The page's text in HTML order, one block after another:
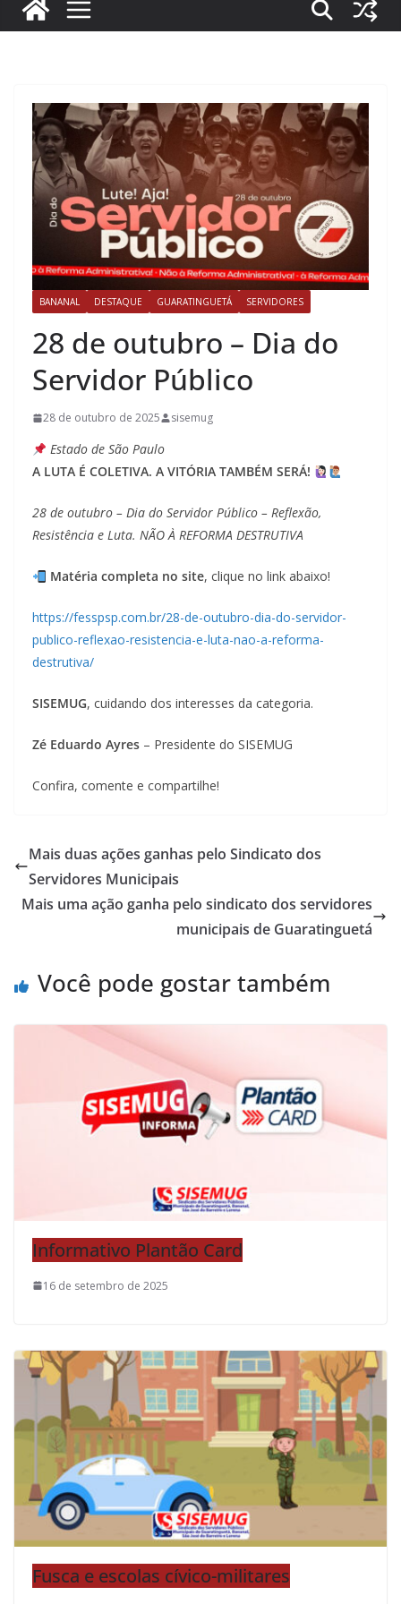
BANANAL DESTAQUE GUARATINGUETÁ SERVIDORES
28 de outubro – Dia do
Servidor Público
28 de outubro de 2025 sisemug
Estado de São Paulo
A LUTA É COLETIVA. A VITÓRIA TAMBÉM SERÁ!
28 de outubro – Dia do Servidor Público – Reflexão,
Resistência e Luta. NÃO À REFORMA DESTRUTIVA
Matéria completa no site, clique no link abaixo!
https://fesspsp.com.br/28-de-outubro-dia-do-servidor-
publico-reflexao-resistencia-e-luta-nao-a-reforma-
destrutiva/
SISEMUG, cuidando dos interesses da categoria.
Zé Eduardo Ayres – Presidente do SISEMUG
Confira, comente e compartilhe!
Mais duas ações ganhas pelo Sindicato dos
Servidores Municipais
Mais uma ação ganha pelo sindicato dos servidores
municipais de Guaratinguetá
Você pode gostar também
Informativo Plantão Card
16 de setembro de 2025
Fusca e escolas cívico-militares